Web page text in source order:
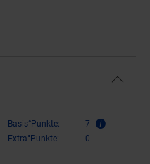
Basis°Punkte:
7
Extra°Punkte:
0